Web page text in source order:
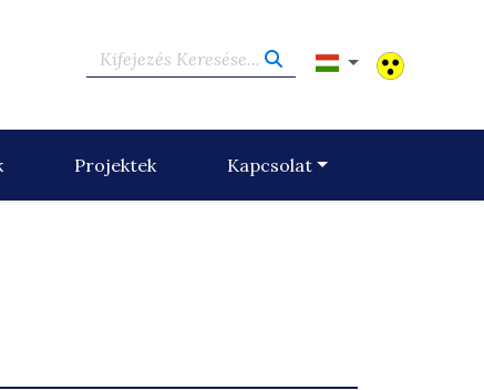
Kifejezés Keresése...
Projektek Kapcsolat